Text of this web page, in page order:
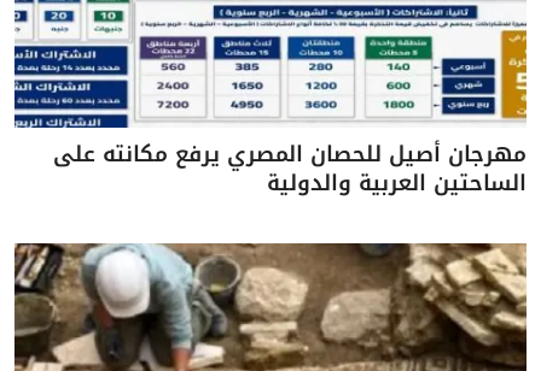
مهرجان أصيل للحصان المصري يرفع مكانته على
الساحتين العربية والدولية